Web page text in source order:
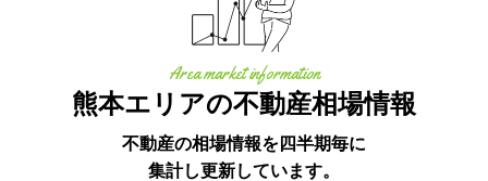
熊本エリアの不動産相場情報
Area market information
不動産の相場情報を四半期毎に
集計し更新しています。